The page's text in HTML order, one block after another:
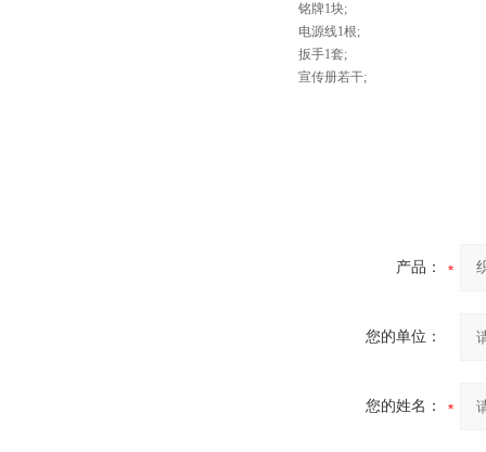
铭牌1块;
电源线1根;
扳手1套;
宣传册若干;
产品：
您的单位：
您的姓名：